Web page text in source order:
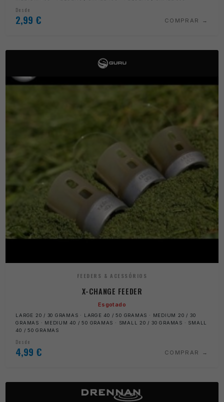
Desde
2,99 € COMPRAR
FEEDERS & ACESSÓRIOS
X-CHANGE FEEDER
Esgotado
LARGE 20 / 30 GRAMAS · LARGE 40 / 50 GRAMAS · MEDIUM 20 / 30
GRAMAS · MEDIUM 40 / 50 GRAMAS · SMALL 20 / 30 GRAMAS · SMALL
40 / 50 GRAMAS
Desde
4,99 € COMPRAR